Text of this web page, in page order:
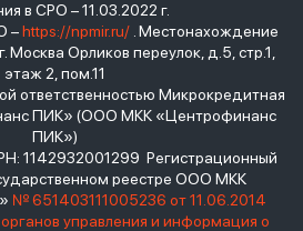
в СРО – 11.03.2022 г.
–https://npmir.ru/. Местонахождение
Орликов переулок, д.5, стр.1,
этаж 2, пом.11
ответственностью Микрокредитная
ПИК» (ООО МКК «Центрофинанс
ПИК»)
1142932001299 Регистрационный
реестре ООО МКК
№ 651403111005236 от 11.06.2014
управления и информация о